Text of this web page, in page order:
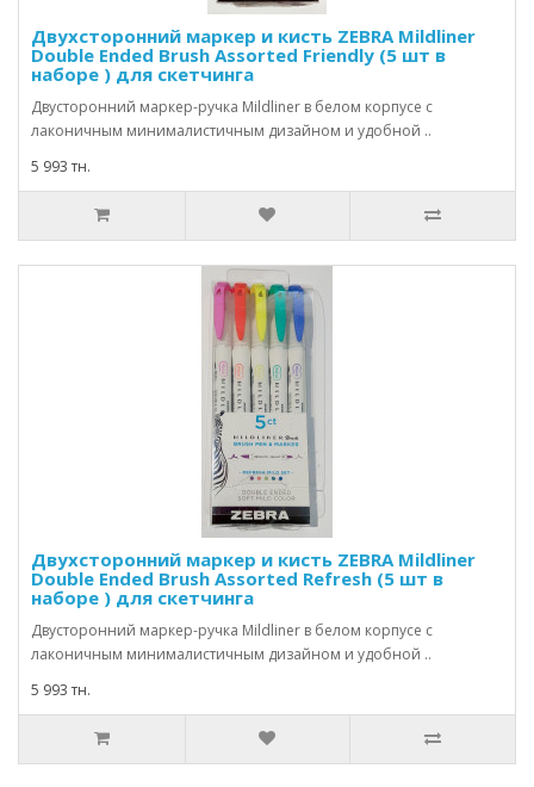
Двухсторонний маркер и кисть ZEBRA Mildliner
Double Ended Brush Assorted Friendly (5 шт в
наборе ) для скетчинга
Двусторонний маркер-ручка Mildliner в белом корпусе с
лаконичным минималистичным дизайном и удобной ..
5 993 тн.
Двухсторонний маркер и кисть ZEBRA Mildliner
Double Ended Brush Assorted Refresh (5 шт в
наборе ) для скетчинга
Двусторонний маркер-ручка Mildliner в белом корпусе с
лаконичным минималистичным дизайном и удобной ..
5 993 тн.